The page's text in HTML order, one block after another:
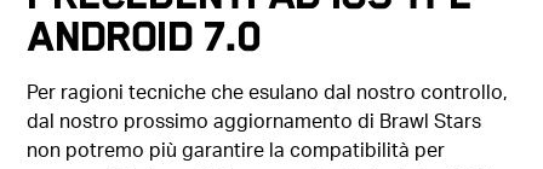
Android 7.0
Per ragioni tecniche che esulano dal nostro controllo,
dal nostro prossimo aggiornamento di Brawl Stars
non potremo più garantire la compatibilità per